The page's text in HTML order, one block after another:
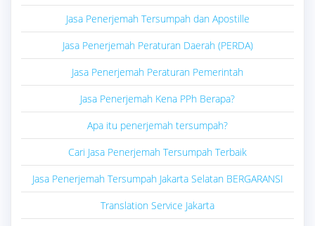
Jasa Penerjemah Tersumpah dan Apostille
Jasa Penerjemah Peraturan Daerah (PERDA)
Jasa Penerjemah Peraturan Pemerintah
Jasa Penerjemah Kena PPh Berapa?
Apa itu penerjemah tersumpah?
Cari Jasa Penerjemah Tersumpah Terbaik
Jasa Penerjemah Tersumpah Jakarta Selatan BERGARANSI
Translation Service Jakarta